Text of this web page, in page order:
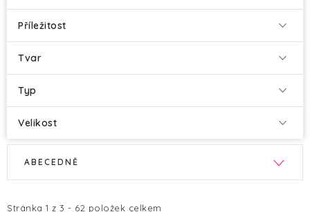
Příležitost
Tvar
Typ
Velikost
Stránka 1 z 3 - 62 položek celkem
ABECEDNĚ